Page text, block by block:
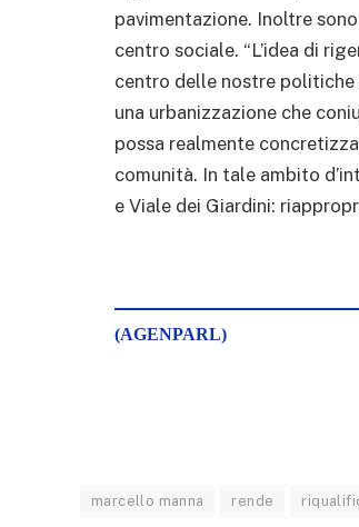
pavimentazione. Inoltre
centro sociale. “L’idea di
centro delle nostre politiche
una urbanizzazione che
possa realmente
comunità. In tale ambito
e Viale dei Giardini:
(AGENPARL)
marcello manna rende